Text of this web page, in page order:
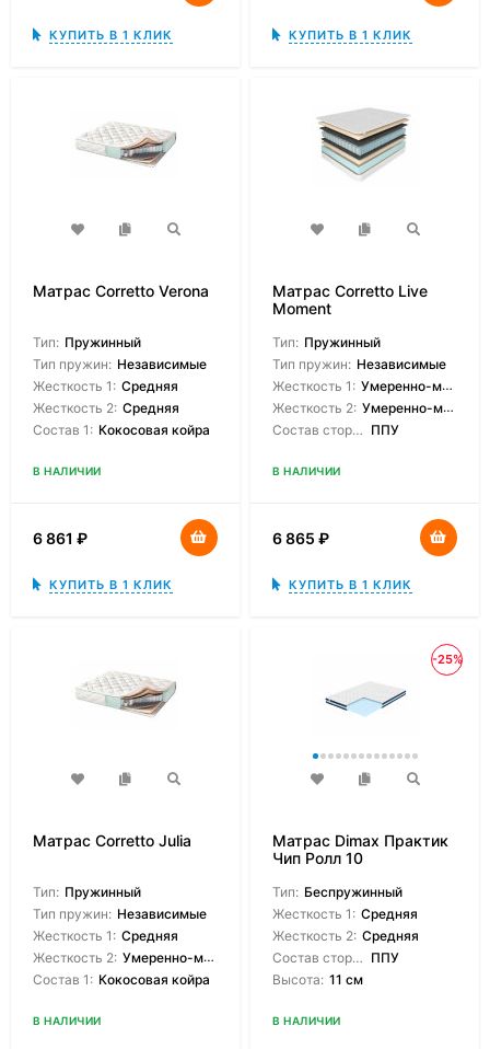
КУПИТЬ В 1 КЛИК КУПИТЬ В 1 КЛИК
Матрас Corretto Verona
Тип: Пружинный
Тип пружин: Независимые
Жесткость 1: Средняя
Жесткость 2: Средняя
Состав 1: Кокосовая койра
В НАЛИЧИИ
6 861 ₽
КУПИТЬ В 1 КЛИК
Матрас Corretto Live
Moment
Тип: Пружинный
Тип пружин: Независимые
Жесткость 1: Умеренно-мягкая
Жесткость 2: Умеренно-мягкая
Состав сторон: ППУ
В НАЛИЧИИ
6 865 ₽
КУПИТЬ В 1 КЛИК
Матрас Corretto Julia
Тип: Пружинный
Тип пружин: Независимые
Жесткость 1: Средняя
Жесткость 2: Умеренно-мягкая
Состав 1: Кокосовая койра
В НАЛИЧИИ
-25%
Матрас Dimax Практик
Чип Ролл 10
Тип: Беспружинный
Жесткость 1: Средняя
Жесткость 2: Средняя
Состав сторон: ППУ
Высота: 11 см
В НАЛИЧИИ